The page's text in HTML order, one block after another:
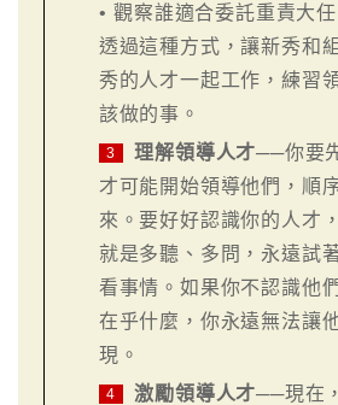
• 觀察誰適合委託重責大任
透過這種方式，讓新秀和
秀的人才一起工作，練習
該做的事。
3 理解領導人才──你要
才可能開始領導他們，順
來。要好好認識你的人才
就是多聽、多問，永遠試
看事情。如果你不認識他
在乎什麼，你永遠無法讓
現。
4 激勵領導人才──現在